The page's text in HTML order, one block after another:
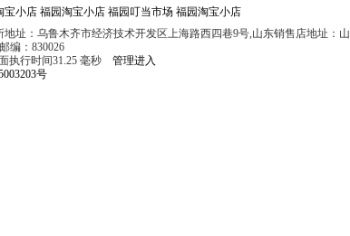
宝小店 福园淘宝小店 福园叮当市场 福园淘宝小店
址：乌鲁木齐市经济技术开发区上海路西四巷9号,山东销售店地址：山
编：830026
执行时间31.25 毫秒 管理进入
号